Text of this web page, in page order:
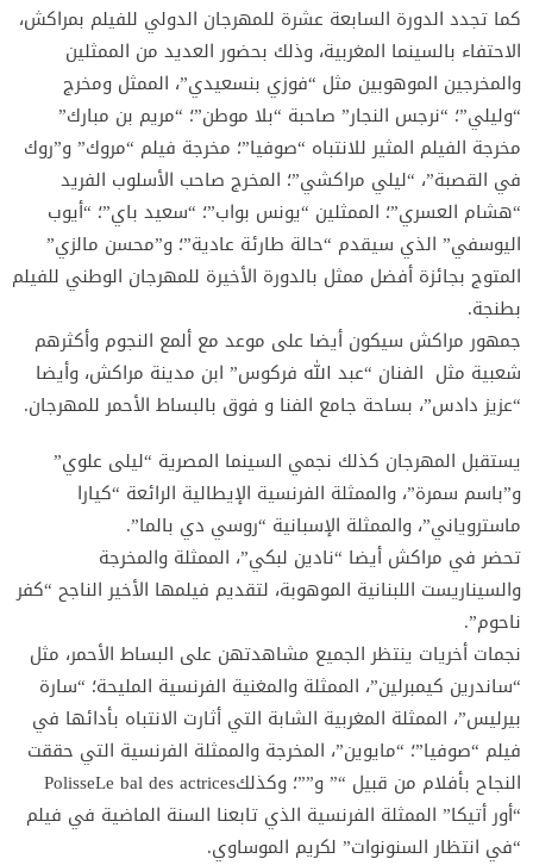
كما ‫تجدد الدورة السابعة عشرة للمهرجان الدولي للفيلم بمراكش،
الاحتفاء بالسينما المغربية، وذلك بحضور العديد من الممثلين
والمخرجين الموهوبين مثل “فوزي بنسعيدي”، الممثل ومخرج
“وليلي”؛ “نرجس النجار” صاحبة “بلا موطن”؛ “مريم بن مبارك”
مخرجة الفيلم المثير للانتباه “صوفيا”؛ مخرجة فيلم “مروك” و”روك
في القصبة”، “ليلي مراكشي”؛ المخرج صاحب الأسلوب الفريد
“هشام العسري”؛ الممثلين “يونس بواب”؛ “سعيد باي”؛ “أيوب
اليوسفي” الذي سيقدم “حالة طارئة عادية”؛ و”محسن مالزي”
المتوج بجائزة أفضل ممثل بالدورة الأخيرة للمهرجان الوطني للفيلم
بطنجة.
جمهور مراكش سيكون أيضا على موعد مع ألمع النجوم وأكثرهم
شعبية مثل ‫ الفنان “عبد الله فركوس” ابن مدينة مراكش، وأيضا
“عزيز دادس”، بساحة جامع الفنا و فوق بالبساط الأحمر للمهرجان.
‫يستقبل المهرجان كذلك نجمي السينما المصرية “ليلى علوي”
و”باسم سمرة”، والممثلة الفرنسية الإيطالية الرائعة “كيارا
ماستروياني”، والممثلة الإسبانية “روسي دي بالما”.
‫تحضر في مراكش أيضا “نادين لبكي”، الممثلة والمخرجة
والسيناريست اللبنانية الموهوبة، لتقديم فيلمها الأخير الناجح “كفر
ناحوم”.
نجمات أخريات ينتظر الجميع مشاهدتهن على البساط الأحمر، مثل
“ساندرين كيمبرلين”، الممثلة والمغنية الفرنسية المليحة؛ “سارة
بيرليس”، الممثلة المغربية الشابة التي أثارت الانتباه بأدائها في
فيلم “صوفيا”؛ “مايوين”، المخرجة والممثلة الفرنسية التي حققت
النجاح بأفلام من قبيل “‪Polisse‫” و”‪Le bal des actrices‫”؛ وكذلك
“أور أتيكا” الممثلة الفرنسية الذي تابعنا السنة الماضية في فيلم
“في انتظار السنونوات” لكريم الموساوي.